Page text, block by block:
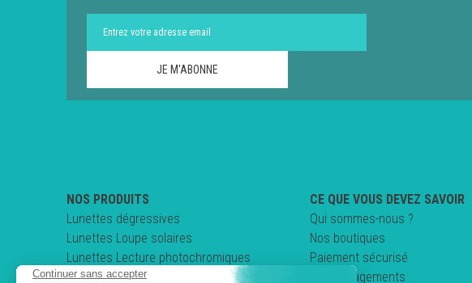
NOS PRODUITS
Lunettes dégressives
Lunettes Loupe solaires
Lunettes Lecture photochromiques
Lunettes loupe pliables
CE QUE VOUS DEVEZ SAVOIR
Qui sommes-nous ?
Nos boutiques
Paiement sécurisé
Nos engagements